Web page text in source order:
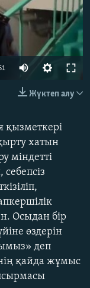
available
Жүктеп алу
қызметкері
хатын
міндетті
Осыдан бір
өздерін
деп
қайда жұмыс